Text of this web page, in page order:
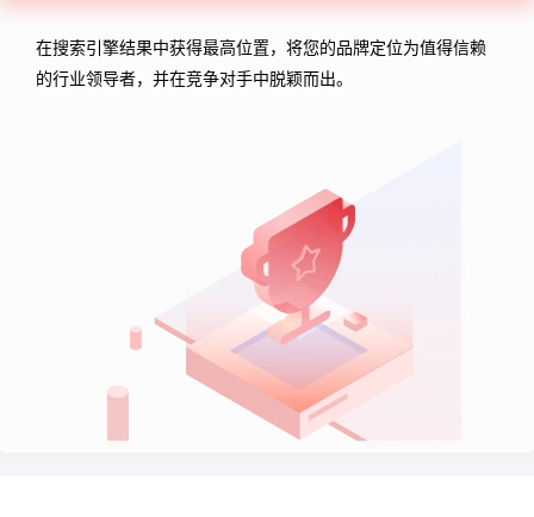
在搜索引擎结果中获得最高位置，将您的品牌定位为值得信赖
的行业领导者，并在竞争对手中脱颖而出。